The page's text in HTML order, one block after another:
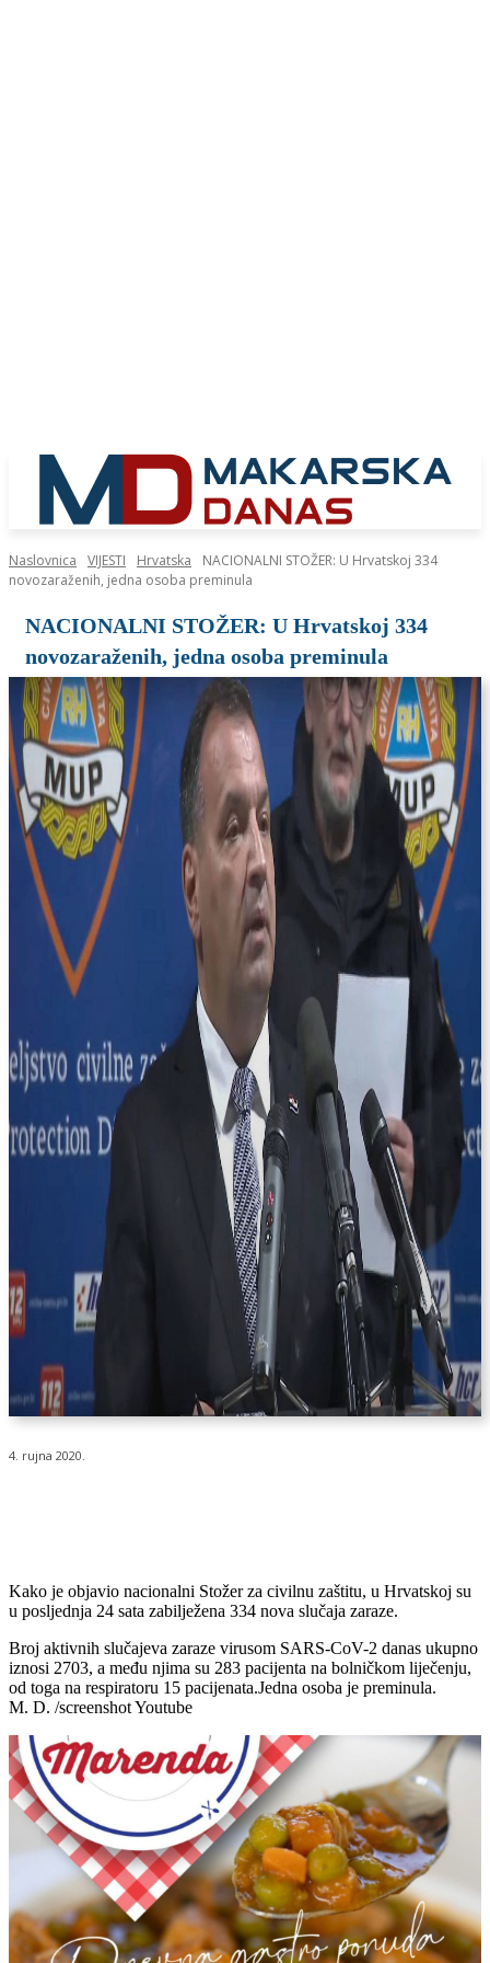
Naslovnica VIJESTI Hrvatska
NACIONALNI STOŽER: U Hrvatskoj 334
novozaraženih, jedna osoba preminula
NACIONALNI STOŽER: U Hrvatskoj 334
novozaraženih, jedna osoba preminula
4. rujna 2020.
Kako je objavio nacionalni Stožer za civilnu zaštitu, u Hrvatskoj su
u posljednja 24 sata zabilježena 334 nova slučaja zaraze.
Broj aktivnih slučajeva zaraze virusom SARS-CoV-2 danas ukupno
iznosi 2703, a među njima su 283 pacijenta na bolničkom liječenju,
od toga na respiratoru 15 pacijenata.Jedna osoba je preminula.
M. D. /screenshot Youtube